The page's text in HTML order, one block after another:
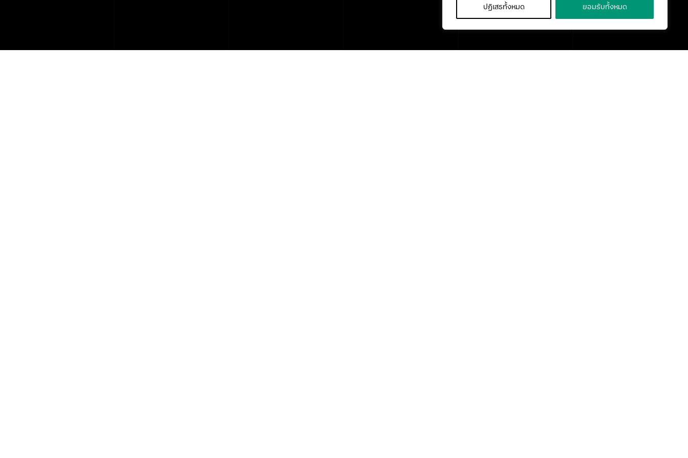
ปฏิเสธทั้งหมด ยอมรับทั้งหมด